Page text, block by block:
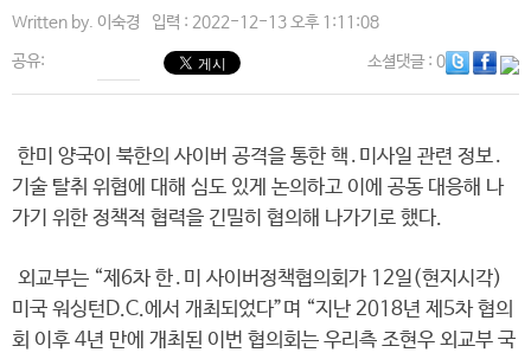
Written by. 이숙경 입력 : 2022-12-13 오후 1:11:08
공유: 소셜댓글: 0
한미 양국이 북한의 사이버 공격을 통한 핵․미사일 관련 정보․
기술 탈취 위협에 대해 심도 있게 논의하고 이에 공동 대응해 나
가기 위한 정책적 협력을 긴밀히 협의해 나가기로 했다.
외교부는 “제6차 한․미 사이버정책협의회가 12일(현지시각)
미국 워싱턴D.C.에서 개최되었다”며 “지난 2018년 제5차 협의
회 이후 4년 만에 개최된 이번 협의회는 우리측 조현우 외교부 국